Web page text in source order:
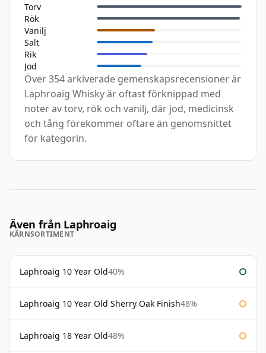
Torv
Rök
Vanilj
Salt
Rik
Jod
Över 354 arkiverade gemenskapsrecensioner är
Laphroaig Whisky är oftast förknippad med
noter av torv, rök och vanilj, där jod, medicinsk
och tång förekommer oftare än genomsnittet
för kategorin.
Även från Laphroaig
KÄRNSORTIMENT
Laphroaig 10 Year Old40%
Laphroaig 10 Year Old Sherry Oak Finish48%
Laphroaig 18 Year Old48%